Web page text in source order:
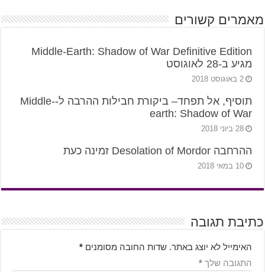
מאמרים קשורים
Middle-Earth: Shadow of War Definitive Edition
מגיע ב-28 לאוגוסט
2 באוגוסט 2018
תוסיף, אל תפחד– ביקורת חבילות ההרבה ל-Middle-
earth: Shadow of War
28 ביוני 2018
ההרחבה Desolation of Mordor זמינה כעת
10 במאי 2018
כתיבת תגובה
האימייל לא יוצג באתר. שדות החובה מסומנים *
התגובה שלך *